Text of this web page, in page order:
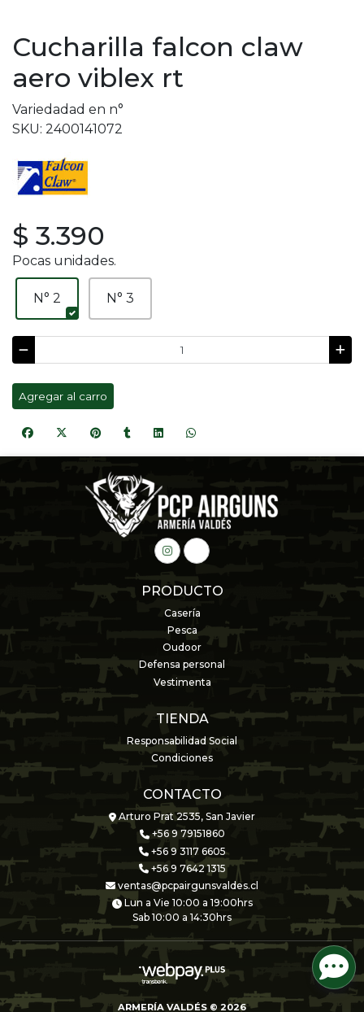
Cucharilla falcon claw
aero viblex rt
Variedadad en n°
SKU: 2400141072
$ 3.390
Pocas unidades.
N° 2 N° 3
Agregar al carro
PRODUCTO
Casería
Pesca
Oudoor
Defensa personal
Vestimenta
TIENDA
Responsabilidad Social
Condiciones
CONTACTO
Arturo Prat 2535, San Javier
+56 9 79151860
+56 9 3117 6605
+56 9 7642 1315
ventas@pcpairgunsvaldes.cl
Lun a Vie 10:00 a 19:00hrs
Sab 10:00 a 14:30hrs
ARMERÍA VALDÉS © 2026